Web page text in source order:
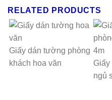
RELATED PRODUCTS
Giấy dán tường phòng
khách hoa văn
ngủ